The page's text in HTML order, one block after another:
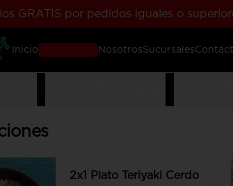
GRATIS por pedidos iguales o
Inicio NosotrosSucursales
2x1 Plato Teriyaki Cerdo